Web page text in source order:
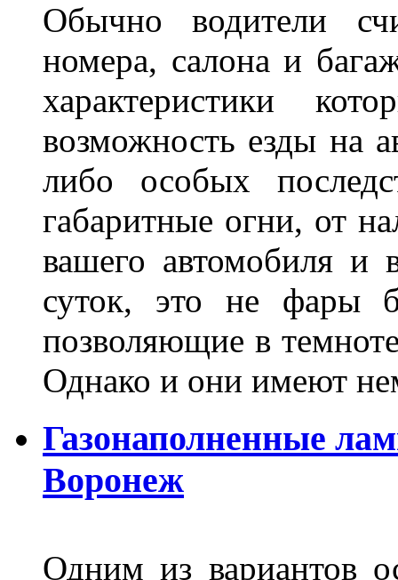
Обычно водители
номера, салона и
характеристики
возможность езды на
либо особых
габаритные огни, от
вашего автомобиля и
суток, это не фары
позволяющие в
Однако и они имеют
Газонаполненные
Воронеж
Одним из вариантов